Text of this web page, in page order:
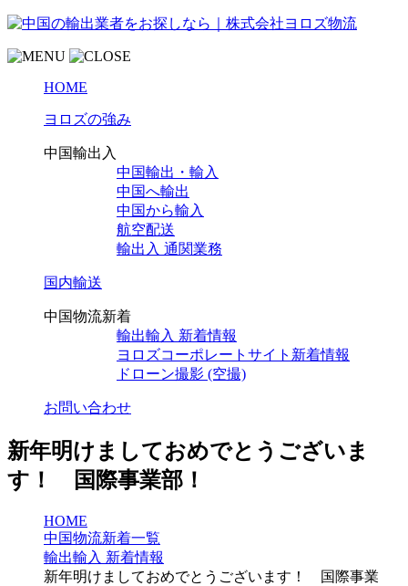
HOME
ヨロズの強み
中国輸出入
中国輸出・輸入
中国へ輸出
中国から輸入
航空配送
輸出入 通関業務
国内輸送
中国物流新着
輸出輸入 新着情報
ヨロズコーポレートサイト新着情報
ドローン撮影 (空撮)
お問い合わせ
新年明けましておめでとうございま
す！ 国際事業部！
HOME
中国物流新着一覧
輸出輸入 新着情報
新年明けましておめでとうございます！ 国際事業